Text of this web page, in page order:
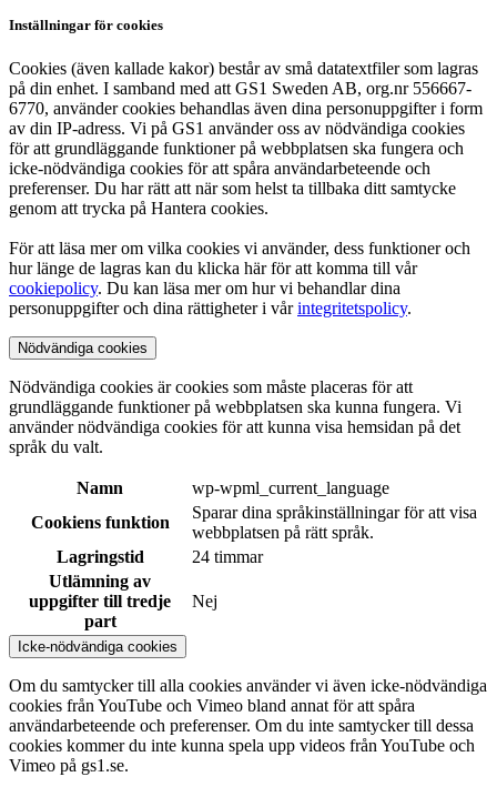
Inställningar för cookies
Cookies (även kallade kakor) består av små datatextfiler som lagras
på din enhet. I samband med att GS1 Sweden AB, org.nr 556667-
6770, använder cookies behandlas även dina personuppgifter i form
av din IP-adress. Vi på GS1 använder oss av nödvändiga cookies
för att grundläggande funktioner på webbplatsen ska fungera och
icke-nödvändiga cookies för att spåra användarbeteende och
preferenser. Du har rätt att när som helst ta tillbaka ditt samtycke
genom att trycka på Hantera cookies.
För att läsa mer om vilka cookies vi använder, dess funktioner och
hur länge de lagras kan du klicka här för att komma till vår
cookiepolicy. Du kan läsa mer om hur vi behandlar dina
personuppgifter och dina rättigheter i vårintegritetspolicy.
Nödvändiga cookies
Nödvändiga cookies är cookies som måste placeras för att
grundläggande funktioner på webbplatsen ska kunna fungera. Vi
använder nödvändiga cookies för att kunna visa hemsidan på det
språk du valt.
Namn
wp-wpml_current_language
Cookiens funktion
Sparar dina språkinställningar för att visa
webbplatsen på rätt språk.
Lagringstid
24 timmar
Utlämning av
uppgifter till tredje
part
Nej
Icke-nödvändiga cookies
Om du samtycker till alla cookies använder vi även icke-nödvändiga
cookies från YouTube och Vimeo bland annat för att spåra
användarbeteende och preferenser. Om du inte samtycker till dessa
cookies kommer du inte kunna spela upp videos från YouTube och
Vimeo på gs1.se.